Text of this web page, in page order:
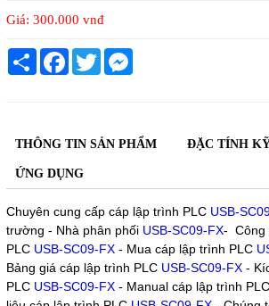
Giá: 300.000 vnđ
Share FacebookTwitterMessenger
THÔNG TIN SẢN PHẨM ĐẶC TÍNH
ỨNG DỤNG
Chuyên cung cấp cáp lập trình PLC USB-
trường - Nhà phân phối USB-SC09-FX- Công
PLC USB-SC09-FX- Mua cáp lập trình PLC
Bảng giá cáp lập trình PLC USB-SC09-FX-
PLC USB-SC09-FX- Manual cáp lập trình PLC